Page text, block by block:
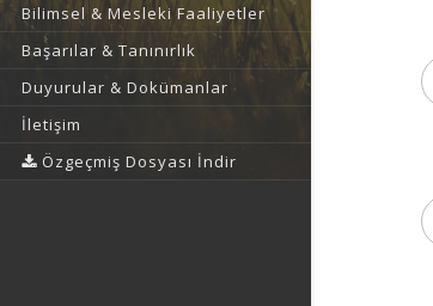
Bilimsel & Mesleki Faaliyetler
Başarılar & Tanınırlık
Duyurular & Dokümanlar
İletişim
Özgeçmiş Dosyası İndir